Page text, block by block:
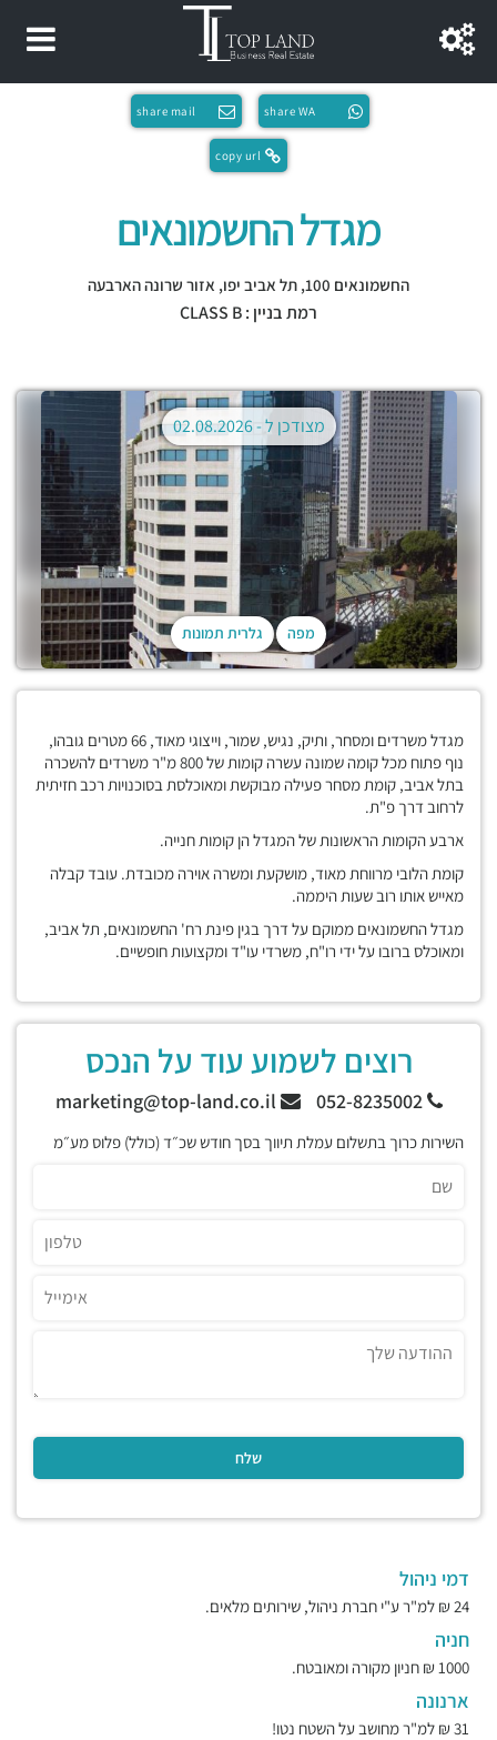
share WA
share mail
copy url
מגדל החשמונאים
החשמונאים 100, תל אביב יפו, אזור שרונה הארבעה
רמת בניין : CLASS B
מפה גלרית תמונות
מצודכן ל -02.08.2026
מגדל משרדים ומסחר, ותיק, נגיש, שמור, וייצוגי מאוד, 66 מטרים גובהו,
נוף פתוח מכל קומה שמונה עשרה קומות של 800 מ"ר משרדים להשכרה
בתל אביב, קומת מסחר פעילה מבוקשת ומאוכלסת בסוכנויות רכב חזיתית
לרחוב דרך פ"ת.
ארבע הקומות הראשונות של המגדל הן קומות חנייה.
קומת הלובי מרווחת מאוד, מושקעת ומשרה אוירה מכובדת. עובד קבלה
מאייש אותו רוב שעות היממה.
מגדל החשמונאים ממוקם על דרך בגין פינת רח' החשמונאים, תל אביב,
ומאוכלס ברובו על ידי רו"ח, משרדי עו"ד ומקצועות חופשיים.
רוצים לשמוע עוד על הנכס
052-8235002
השירות כרוך בתשלום עמלת תיווך בסך חודש שכ״ד (כולל) פלוס מע״מ
דמי ניהול
24 ₪ למ"ר ע"י חברת ניהול, שירותים מלאים.
חניה
1000 ₪ חניון מקורה ומאובטח.
ארנונה
31 ₪ למ"ר מחושב על השטח נטו!